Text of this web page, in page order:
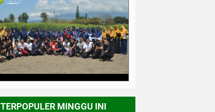
3/6
TERPOPULER MINGGU INI